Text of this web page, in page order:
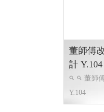
肯啃良品 ╱ 網頁設計
高雄網頁設計